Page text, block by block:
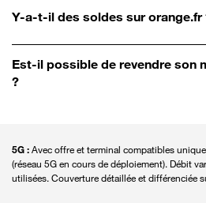
Y-a-t-il des soldes sur orange.fr
Est-il possible de revendre son
?
5G :Avec offre et terminal compatibles
(réseau 5G en cours de déploiement). Débit
utilisées. Couverture détaillée et différenciée